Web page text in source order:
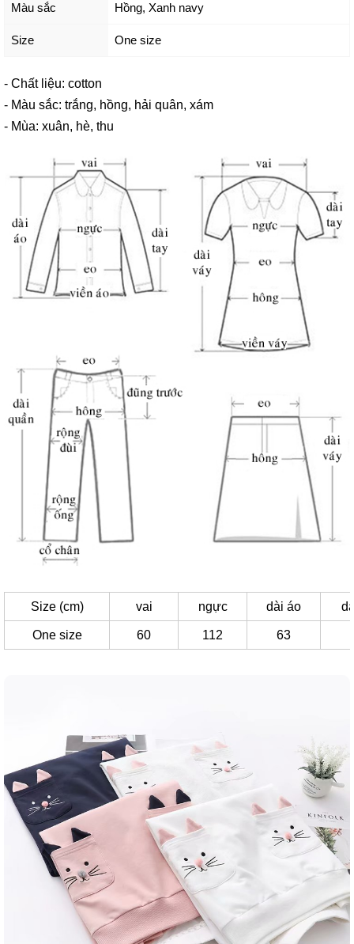
Màu sắc Hồng, Xanh navy
Size One size
- Chất liệu: cotton
- Màu sắc: trắng, hồng, hải quân, xám
- Mùa: xuân, hè, thu
Size (cm) vai ngực dài áo
One size 60 112 63